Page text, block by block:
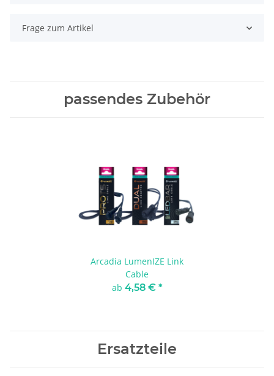
Frage zum Artikel
passendes Zubehör
Arcadia LumenIZE Link
Cable
ab 4,58 € *
Ersatzteile